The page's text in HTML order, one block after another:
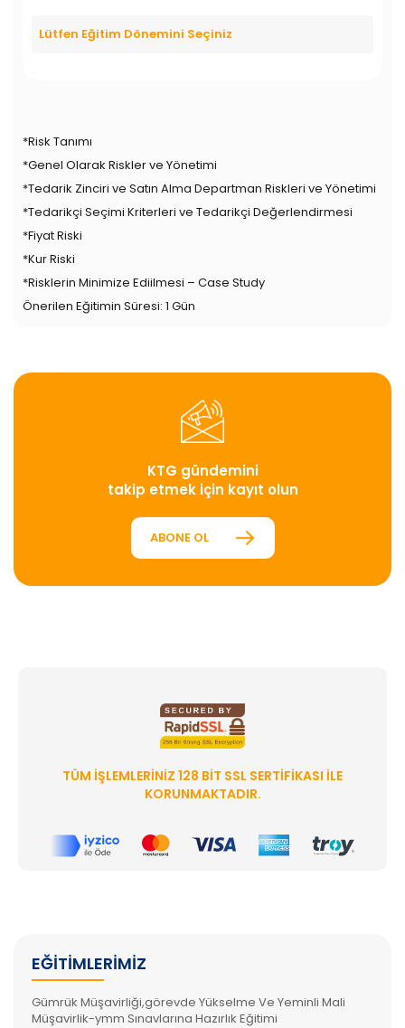
Lütfen Eğitim Dönemini Seçiniz
*Risk Tanımı
*Genel Olarak Riskler ve Yönetimi
*Tedarik Zinciri ve Satın Alma Departman Riskleri ve Yönetimi
*Tedarikçi Seçimi Kriterleri ve Tedarikçi Değerlendirmesi
*Fiyat Riski
*Kur Riski
*Risklerin Minimize Ediilmesi – Case Study
Önerilen Eğitimin Süresi: 1 Gün
KTG gündemini
takip etmek için kayıt olun
ABONE OL
TÜM İŞLEMLERINIZ 128 BIT SSL SERTIFIKASI ILE
KORUNMAKTADIR.
EĞITIMLERIMIZ
Gümrük Müşavirliği,görevde Yükselme Ve Yeminli Mali
Müşavirlik-ymm Sınavlarına Hazırlık Eğitimi